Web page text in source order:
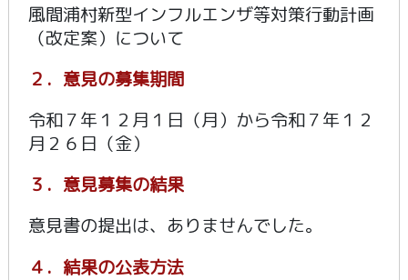
風間浦村新型インフルエンザ等対策行動計画
（改定案）について
２．意見の募集期間
令和７年１２月１日（月）から令和７年１２
月２６日（金）
３．意見募集の結果
意見書の提出は、ありませんでした。
４．結果の公表方法